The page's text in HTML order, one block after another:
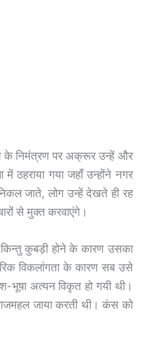
के निमंत्रण पर अक्रूर उन्हें और
गया जहाँ उन्होंने नगर
जाते, लोग उन्हें देखते ही रह
से मुक्त करवाएंगे।
कुबड़ी होने के कारण उसका
विकलांगता के कारण सब उसे
भूषा अत्यन विकृत हो गयी थी।
जाया करती थी। कंस को